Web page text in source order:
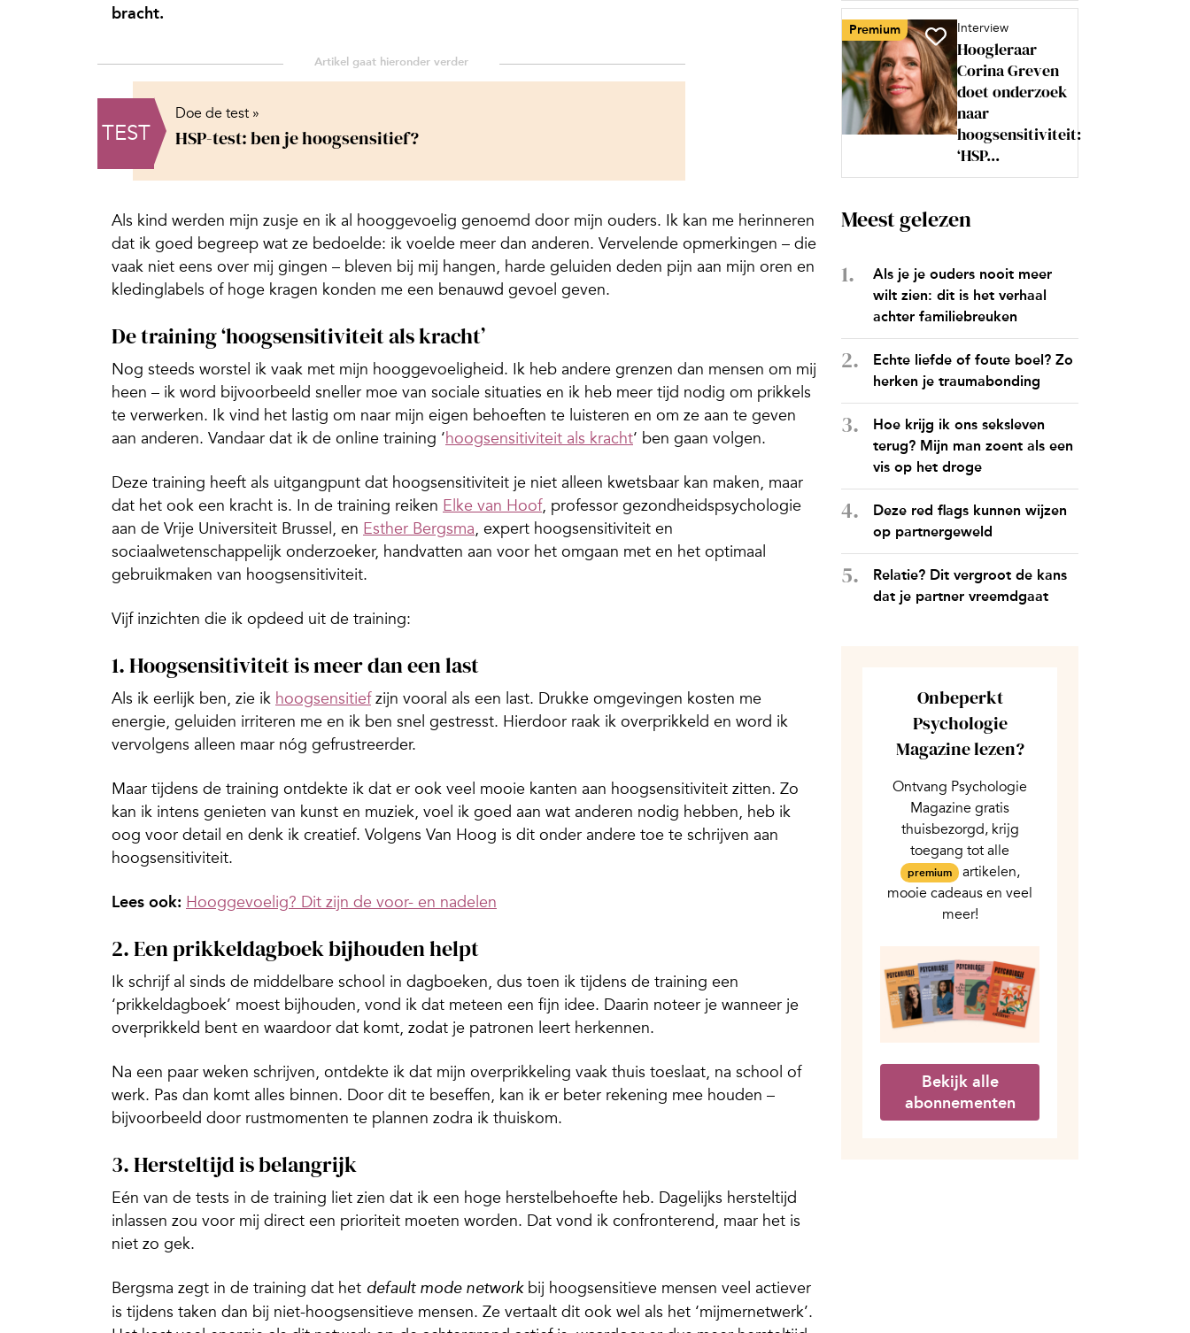
bracht.
TEST
Doe de test »
HSP-test: ben je hoogsensitief?
Als kind werden mijn zusje en ik al hooggevoelig genoemd door mijn ouders. Ik kan me herinneren
dat ik goed begreep wat ze bedoelde: ik voelde meer dan anderen. Vervelende opmerkingen – die
vaak niet eens over mij gingen – bleven bij mij hangen, harde geluiden deden pijn aan mijn oren en
kledinglabels of hoge kragen konden me een benauwd gevoel geven.
De training ‘hoogsensitiviteit als kracht’
Nog steeds worstel ik vaak met mijn hooggevoeligheid. Ik heb andere grenzen dan mensen om mij
heen – ik word bijvoorbeeld sneller moe van sociale situaties en ik heb meer tijd nodig om prikkels
te verwerken. Ik vind het lastig om naar mijn eigen behoeften te luisteren en om ze aan te geven
aan anderen. Vandaar dat ik de online training ‘hoogsensitiviteit als kracht‘ ben gaan volgen.
Deze training heeft als uitgangpunt dat hoogsensitiviteit je niet alleen kwetsbaar kan maken, maar
dat het ook een kracht is. In de training reiken Elke van Hoof, professor gezondheidspsychologie
aan de Vrije Universiteit Brussel, en Esther Bergsma, expert hoogsensitiviteit en
sociaalwetenschappelijk onderzoeker, handvatten aan voor het omgaan met en het optimaal
gebruikmaken van hoogsensitiviteit.
Vijf inzichten die ik opdeed uit de training:
1. Hoogsensitiviteit is meer dan een last
Als ik eerlijk ben, zie ik hoogsensitiefzijn vooral als een last. Drukke omgevingen kosten me
energie, geluiden irriteren me en ik ben snel gestresst. Hierdoor raak ik overprikkeld en word ik
vervolgens alleen maar nóg gefrustreerder.
Maar tijdens de training ontdekte ik dat er ook veel mooie kanten aan hoogsensitiviteit zitten. Zo
kan ik intens genieten van kunst en muziek, voel ik goed aan wat anderen nodig hebben, heb ik
oog voor detail en denk ik creatief. Volgens Van Hoog is dit onder andere toe te schrijven aan
hoogsensitiviteit.
Lees ook: Hooggevoelig? Dit zijn de voor- en nadelen
2. Een prikkeldagboek bijhouden helpt
Ik schrijf al sinds de middelbare school in dagboeken, dus toen ik tijdens de training een
‘prikkeldagboek’ moest bijhouden, vond ik dat meteen een fijn idee. Daarin noteer je wanneer je
overprikkeld bent en waardoor dat komt, zodat je patronen leert herkennen.
Na een paar weken schrijven, ontdekte ik dat mijn overprikkeling vaak thuis toeslaat, na school of
werk. Pas dan komt alles binnen. Door dit te beseffen, kan ik er beter rekening mee houden –
bijvoorbeeld door rustmomenten te plannen zodra ik thuiskom.
3. Hersteltijd is belangrijk
Eén van de tests in de training liet zien dat ik een hoge herstelbehoefte heb. Dagelijks hersteltijd
inlassen zou voor mij direct een prioriteit moeten worden. Dat vond ik confronterend, maar het is
niet zo gek.
Bergsma zegt in de training dat het default mode network bij hoogsensitieve mensen veel actiever
is tijdens taken dan bij niet-hoogsensitieve mensen. Ze vertaalt dit ook wel als het ‘mijmernetwerk’.
Premium Interview
Hoogleraar
Corina Greven
doet onderzoek
naar
hoogsensitiviteit:
‘HSP...
Meest gelezen
Als je je ouders nooit meer
wilt zien: dit is het verhaal
achter familiebreuken
Echte liefde of foute boel? Zo
herken je traumabonding
Hoe krijg ik ons seksleven
terug? Mijn man zoent als een
vis op het droge
Deze red flags kunnen wijzen
op partnergeweld
Relatie? Dit vergroot de kans
dat je partner vreemdgaat
Onbeperkt
Psychologie
Magazine lezen?
Ontvang Psychologie
Magazine gratis
thuisbezorgd, krijg
toegang tot alle
premium artikelen,
mooie cadeaus en veel
meer!
Bekijk alle
abonnementen